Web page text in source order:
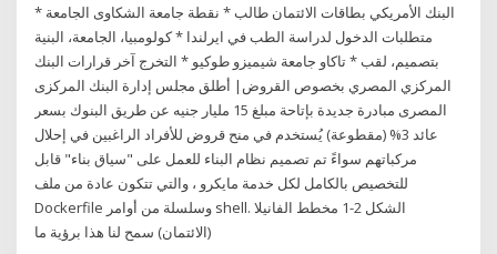
البنك الأمريكي بطاقات الائتمان طالب * نقطة جامعة الشكاوى الجامعة *
متطلبات الدخول لدراسة الطب في ايرلندا * كولومبيا، الجامعة، البنية
بتصميم، لقب * تاكاو جامعة شيميزو طوكيو * التخرج آخر قرارات البنك
المركزي المصري بخصوص القروض| أطلق مجلس إدارة البنك المركزى
المصرى مبادرة جديدة بإتاحة مبلغ 15 مليار جنيه عن طريق البنوك بسعر
عائد 3% (مقطوعة) يُستخدم في منح قروض للأفراد الراغبين في إحلال
مركباتهم سواءً تم تصميم نظام البناء للعمل على "سياق بناء" قابل
للتخصيص بالكامل لكل خدمة مايكرو ، والتي تتكون عادة من ملف
Dockerfile وسلسلة من أوامر shell. الشكل 2-1 مخطط الفانيلا
(الائتمان) سمح لنا هذا برؤية ما